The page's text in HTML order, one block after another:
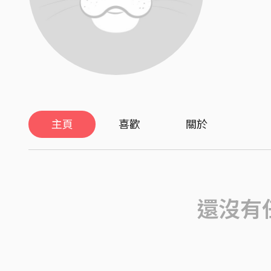
主頁 喜歡 關於
還沒有